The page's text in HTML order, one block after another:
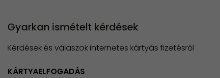
Gyarkan ismételt kérdések
Kérdések és válaszok internetes kártyás fizetésről
KÁRTYAELFOGADÁS